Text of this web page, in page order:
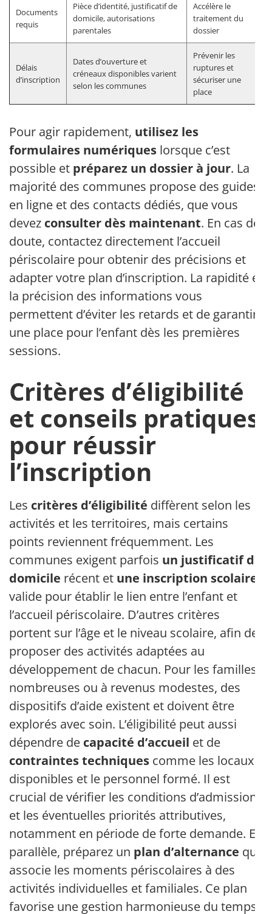
Documents
requis
Pièce d’identité, justificatif de
domicile, autorisations
parentales
Accélère le
traitement du
dossier
Délais
d’inscription
Dates d’ouverture et
créneaux disponibles varient
selon les communes
Prévenir les
ruptures et
sécuriser une
place
Pour agir rapidement, utilisez les
formulaires numériques lorsque c’est
possible et préparez un dossier à jour. La
majorité des communes propose des guides
en ligne et des contacts dédiés, que vous
devez consulter dès maintenant. En cas de
doute, contactez directement l’accueil
périscolaire pour obtenir des précisions et
adapter votre plan d’inscription. La rapidité et
la précision des informations vous
permettent d’éviter les retards et de garantir
une place pour l’enfant dès les premières
sessions.
Critères d’éligibilité
et conseils pratiques
pour réussir
l’inscription
Les critères d’éligibilité diffèrent selon les
activités et les territoires, mais certains
points reviennent fréquemment. Les
communes exigent parfois un justificatif de
domicile récent et une inscription scolaire
valide pour établir le lien entre l’enfant et
l’accueil périscolaire. D’autres critères
portent sur l’âge et le niveau scolaire, afin de
proposer des activités adaptées au
développement de chacun. Pour les familles
nombreuses ou à revenus modestes, des
dispositifs d’aide existent et doivent être
explorés avec soin. L’éligibilité peut aussi
dépendre de capacité d’accueil et de
contraintes techniques comme les locaux
disponibles et le personnel formé. Il est
crucial de vérifier les conditions d’admission
et les éventuelles priorités attributives,
notamment en période de forte demande. En
parallèle, préparez un plan d’alternance qui
associe les moments périscolaires à des
activités individuelles et familiales. Ce plan
favorise une gestion harmonieuse du temps